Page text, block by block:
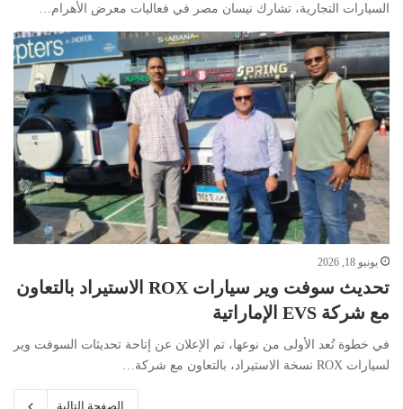
السيارات التجارية، تشارك نيسان مصر في فعاليات معرض الأهرام…
يونيو 18, 2026
تحديث سوفت وير سيارات ROX الاستيراد بالتعاون
مع شركة EVS الإماراتية
في خطوة تُعد الأولى من نوعها، تم الإعلان عن إتاحة تحديثات السوفت وير
لسيارات ROX نسخة الاستيراد، بالتعاون مع شركة…
الصفحة التالية